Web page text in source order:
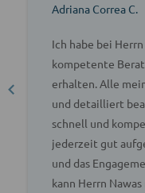
Adriana Correa C.
Ich habe bei
kompetente
erhalten. Alle
und detailliert
schnell und
jederzeit gut
und das
kann Herrn